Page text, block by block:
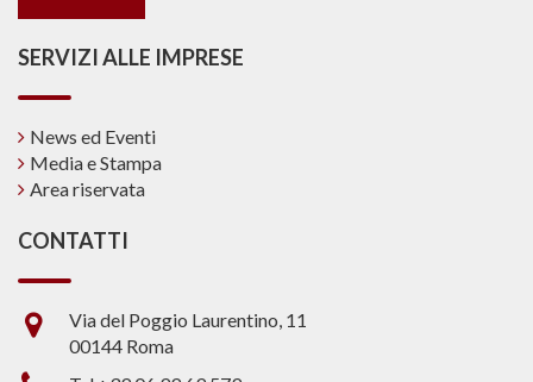
SERVIZI ALLE IMPRESE
News ed Eventi
Media e Stampa
Area riservata
CONTATTI
Via del Poggio Laurentino, 11
00144 Roma